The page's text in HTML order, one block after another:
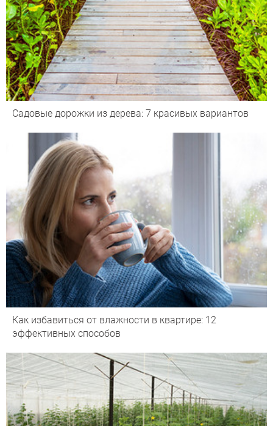
Садовые дорожки из дерева: 7 красивых вариантов
Как избавиться от влажности в квартире: 12
эффективных способов